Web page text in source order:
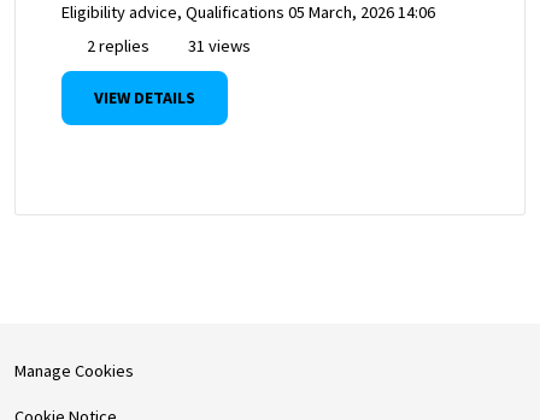
Eligibility advice, Qualifications 05 March, 2026 14:06
2 replies
31 views
VIEW DETAILS
Manage Cookies